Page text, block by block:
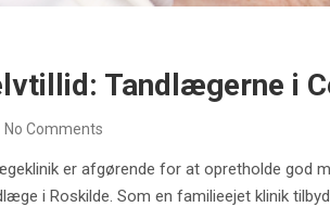
Tandlægerne i
No Comments
er afgørende for at opretholde god
i Roskilde. Som en familieejet klinik